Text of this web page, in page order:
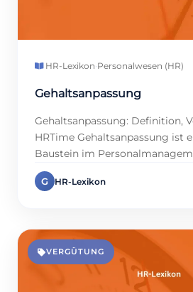
HR-Lexikon·Personalwesen (HR)
Gehaltsanpassung
Gehaltsanpassung: Definition,
HRTime Gehaltsanpassung ist
Baustein im
beeinflusst die Zufriedenheit
Mitarbeitenden nachhaltig. Ob
Marktstandards – eine
Gehaltsanpassung schafft Win-
Sie bindet Talente, steigert die
Arbeitgeberattraktivität und
G HR-Lexikon
VERGÜTUNG